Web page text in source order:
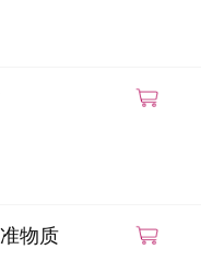
物质